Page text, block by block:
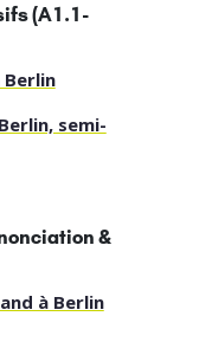
(A1.1-
semi-
&
à Berlin